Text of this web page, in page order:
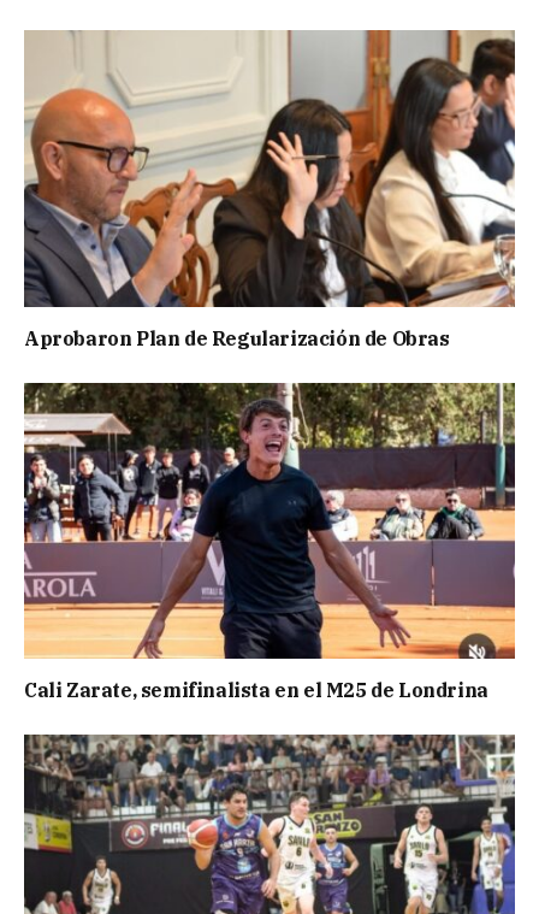
Aprobaron Plan de Regularización de Obras
Cali Zarate, semifinalista en el M25 de Londrina